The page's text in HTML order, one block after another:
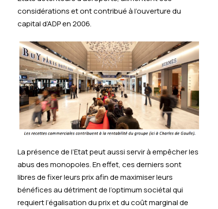
considérations et ont contribué à l’ouverture du
capital d’ADP en 2006.
La présence de l’Etat peut aussi servir à empêcher les
abus des monopoles. En effet, ces derniers sont
libres de fixer leurs prix afin de maximiser leurs
bénéfices au détriment de l’optimum sociétal qui
requiert l’égalisation du prix et du coût marginal de